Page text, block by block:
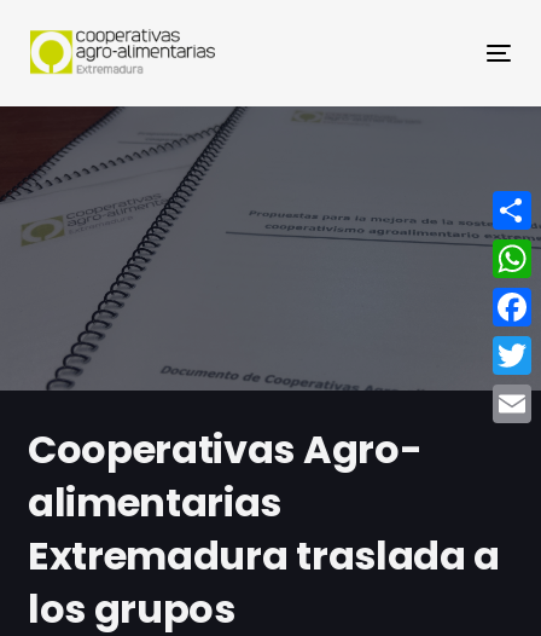
Cooperativas Agro-
alimentarias
Extremadura traslada a
los grupos